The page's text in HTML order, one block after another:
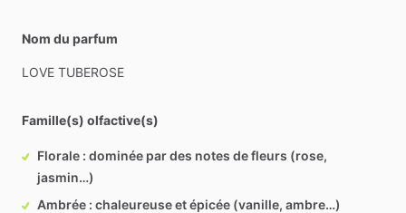
Nom du parfum
LOVE TUBEROSE
Famille(s) olfactive(s)
Florale : dominée par des notes de fleurs (rose,
jasmin…)
Ambrée : chaleureuse et épicée (vanille, ambre…)